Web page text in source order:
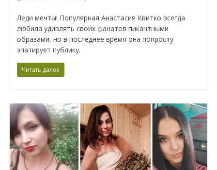
Леди мечты! Популярная Анастасия Квитко всегда
любила удивлять своих фанатов пикантными
образами, но в последнее время она попросту
эпатирует публику.
Читать далее